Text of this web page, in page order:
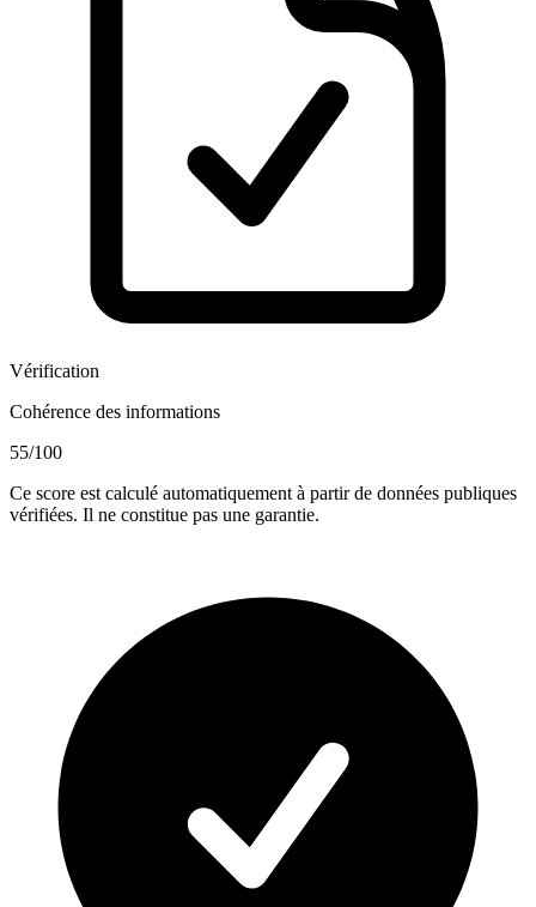
Vérification
Cohérence des informations
55/100
Ce score est calculé automatiquement à partir de données publiques
vérifiées. Il ne constitue pas une garantie.